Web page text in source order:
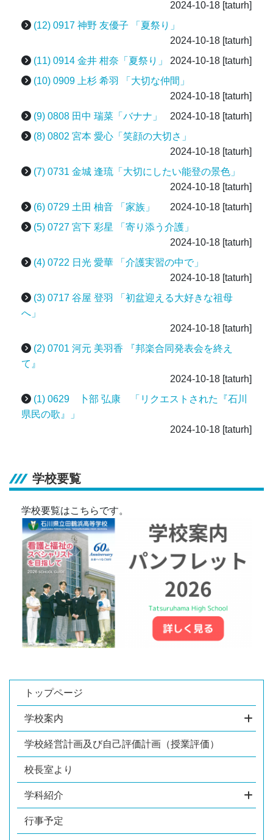
学校要覧
学校要覧はこちらです。
トップページ
学校案内
学校経営計画及び自己評価計画（授業評価）
校長室より
学科紹介
行事予定
2024-10-18 [taturh]
(12) 0917 神野 友優子 「夏祭り」
2024-10-18 [taturh]
(11) 0914 金井 柑奈「夏祭り」
2024-10-18 [taturh]
(10) 0909 上杉 希羽 「大切な仲間」
2024-10-18 [taturh]
(9) 0808 田中 瑞菜「バナナ」
2024-10-18 [taturh]
(8) 0802 宮本 愛心「笑顔の大切さ」
2024-10-18 [taturh]
(7) 0731 金城 逢琉「大切にしたい能登の景色」
2024-10-18 [taturh]
(6) 0729 土田 柚音 「家族」
2024-10-18 [taturh]
(5) 0727 宮下 彩星 「寄り添う介護」
2024-10-18 [taturh]
(4) 0722 日光 愛華 「介護実習の中で」
2024-10-18 [taturh]
(3) 0717 谷屋 登羽 「初盆迎える大好きな祖母
へ」
2024-10-18 [taturh]
(2) 0701 河元 美羽香 『邦楽合同発表会を終え
て』
2024-10-18 [taturh]
(1) 0629 卜部 弘康 「リクエストされた『石川
県民の歌』」
2024-10-18 [taturh]